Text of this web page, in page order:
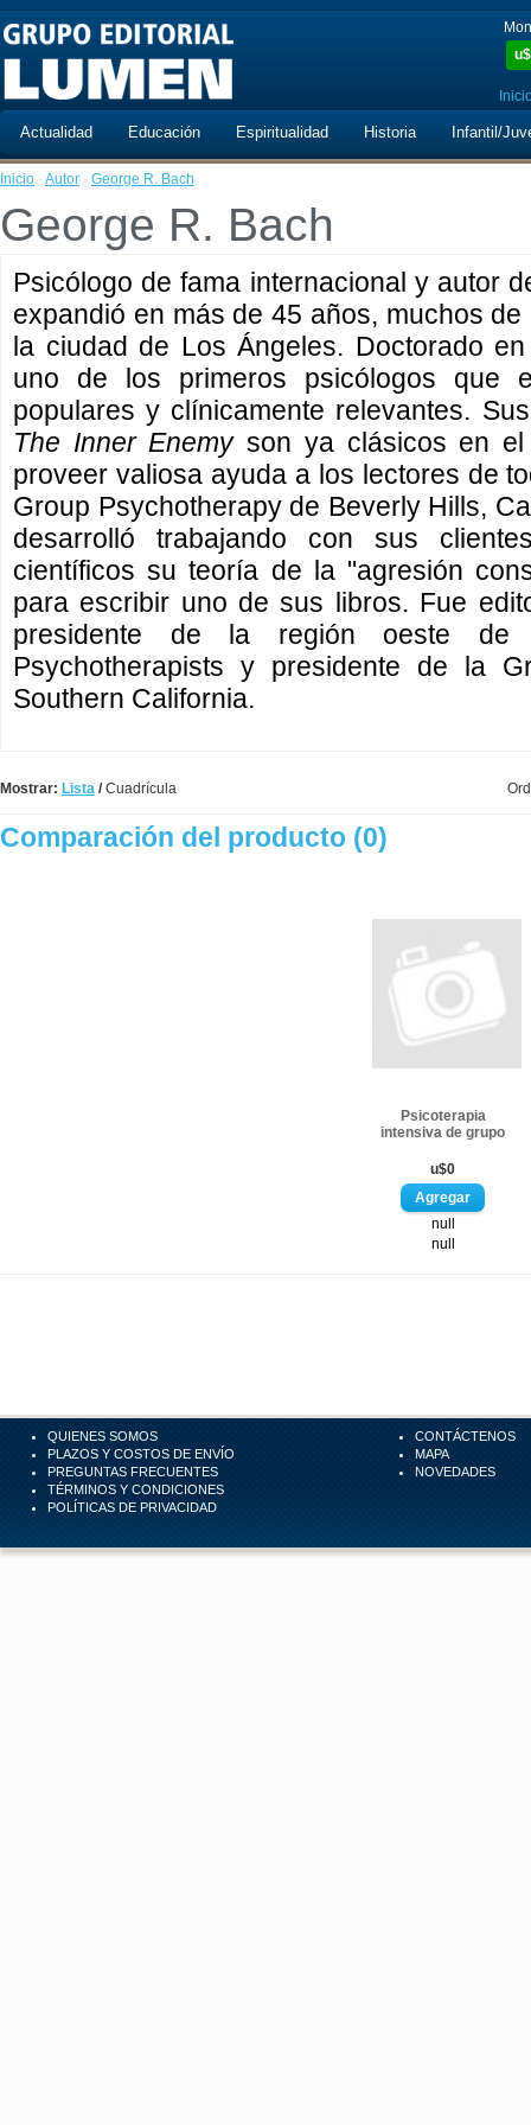
u$
Actualidad Educación Espiritualidad Historia Infantil/
Inicio · Autor · George R. Bach
George R. Bach
Psicólogo de fama internacional y autor
expandió en más de 45 años, muchos
la ciudad de Los Ángeles. Doctorado
uno de los primeros psicólogos que
populares y clínicamente relevantes.
The Inner Enemyson ya clásicos en el
proveer valiosa ayuda a los lectores de
Group Psychotherapy de Beverly Hills,
desarrolló trabajando con sus
científicos su teoría de la "agresión
para escribir uno de sus libros. Fue
presidente de la región oeste de
Psychotherapists y presidente de la
Southern California.
Mostrar: Lista /Cuadrícula
Comparación del producto (0)
Psicoterapia
intensiva de grupo
u$0
null
null
QUIENES SOMOS
PLAZOS Y COSTOS DE ENVÍO
PREGUNTAS FRECUENTES
TÉRMINOS Y CONDICIONES
POLÍTICAS DE PRIVACIDAD
CONTÁCTENOS
MAPA
NOVEDADES